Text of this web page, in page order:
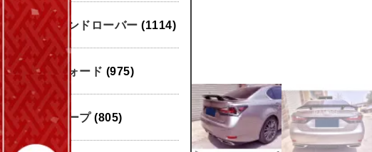
ランドローバー (1114)
フォード (975)
ジープ (805)